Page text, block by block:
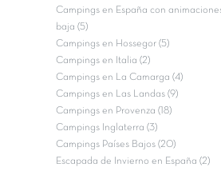
Campings en España con
baja (5)
Campings en Hossegor (5)
Campings en Italia (2)
Campings en La Camarga (4)
Campings en Las Landas (9)
Campings en Provenza (18)
Campings Inglaterra (3)
Campings Países Bajos (20)
Escapada de Invierno en España (2)